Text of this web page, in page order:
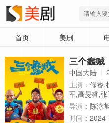
首页 美剧
三个蠢贼
中国大陆
主演： 修睿,
军,高旻睿,
导演： 陈泳
时间：